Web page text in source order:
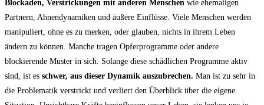
Blockaden, Verstrickungen mit anderen Menschen wie ehemaligen
Partnern, Ahnendynamiken und äußere Einflüsse. Viele Menschen werden
manipuliert, ohne es zu merken, oder glauben, nichts in ihrem Leben
ändern zu können. Manche tragen Opferprogramme oder andere
blockierende Muster in sich. Solange diese schädlichen Programme aktiv
sind, ist es schwer, aus dieser Dynamik auszubrechen. Man ist zu sehr in
die Problematik verstrickt und verliert den Überblick über die eigene